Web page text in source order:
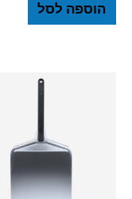
הוספה לסל